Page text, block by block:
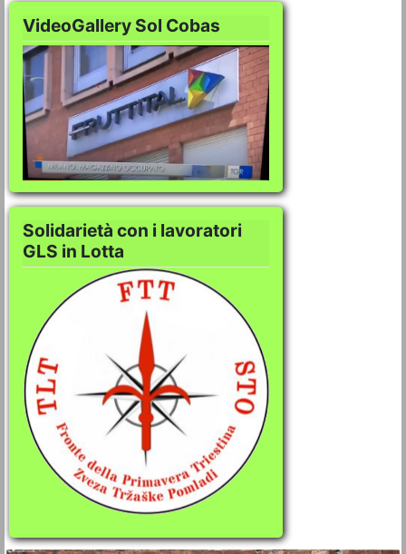
VideoGallery Sol Cobas
VideoGallery Sol
Solidarietà con i lavoratori
GLS in Lotta